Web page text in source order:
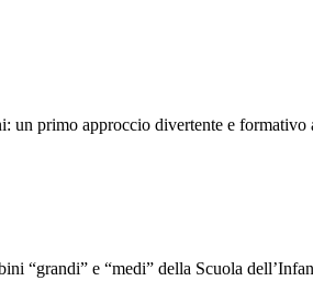
un primo approccio divertente e
“grandi” e “medi” della Scuola